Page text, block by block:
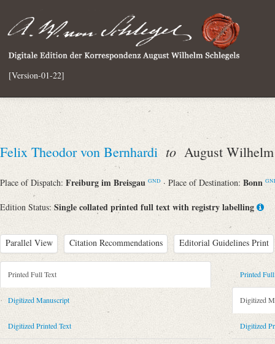
[Version-01-22]
Felix Theodor von Bernhardi to August
Place of Dispatch: Freiburg im Breisgau GND · Place of Destination: Bonn
Edition Status: Single collated printed full text with registry labelling
Parallel View Citation Recommendations Editorial Guidelines Print
Metadata Concerning Header
Sender: Felix Theodor von Bernhardi
Recipient: August Wilhelm von Schlegel
Place of Dispatch: Freiburg im Breisgau
Place of Destination: Bonn
Printed Full Text
Digitized Manuscript
Digitized Printed Text
Printed
Digitized
Digitized